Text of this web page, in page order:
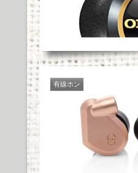
有線ホン